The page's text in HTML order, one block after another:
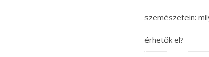
szemészetein:
érhetők el?